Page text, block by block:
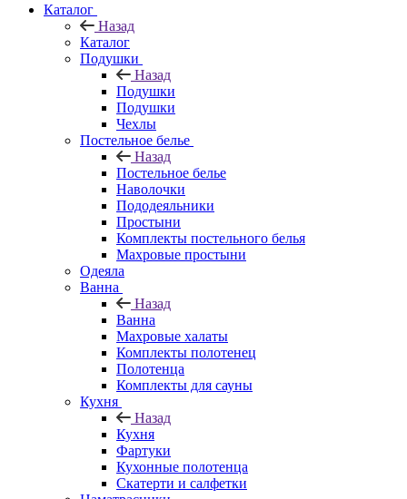
Каталог
Назад
Каталог
Подушки
Назад
Подушки
Подушки
Чехлы
Постельное белье
Назад
Постельное белье
Наволочки
Пододеяльники
Простыни
Комплекты постельного белья
Махровые простыни
Одеяла
Ванна
Назад
Ванна
Махровые халаты
Комплекты полотенец
Полотенца
Комплекты для сауны
Кухня
Назад
Кухня
Фартуки
Кухонные полотенца
Скатерти и салфетки